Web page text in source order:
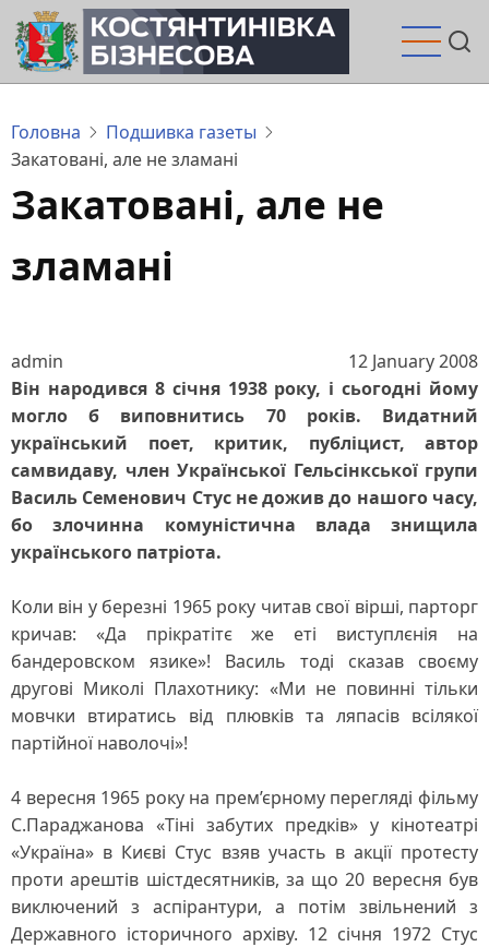
Перейти
до
основного
Головна
Подшивка газеты
Закатовані, але не зламані
Закатовані, але не
зламані
admin
12 January 2008
Він народився 8 січня 1938 року, і сьогодні йому
могло б виповнитись 70 років. Видатний
український поет, критик, публіцист, автор
самвидаву, член Української Гельсінкської групи
Василь Семенович Стус не дожив до нашого часу,
бо злочинна комуністична влада знищила
українського патріота.
Коли він у березні 1965 року читав свої вірші, парторг
кричав: «Да прікратітє же еті виступлєнія на
бандеровском язике»! Василь тоді сказав своєму
другові Миколі Плахотнику: «Ми не повинні тільки
мовчки втиратись від плювків та ляпасів всілякої
партійної наволочі»!
4 вересня 1965 року на прем’єрному перегляді фільму
С.Параджанова «Тіні забутих предків» у кінотеатрі
«Україна» в Києві Стус взяв участь в акції протесту
проти арештів шістдесятників, за що 20 вересня був
виключений з аспірантури, а потім звільнений з
Державного історичного архіву. 12 січня 1972 Стус